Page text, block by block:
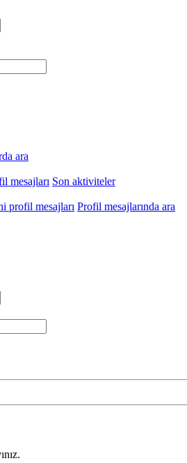
ara
mesajları Son aktiviteler
profil mesajları Profil mesajlarında ara